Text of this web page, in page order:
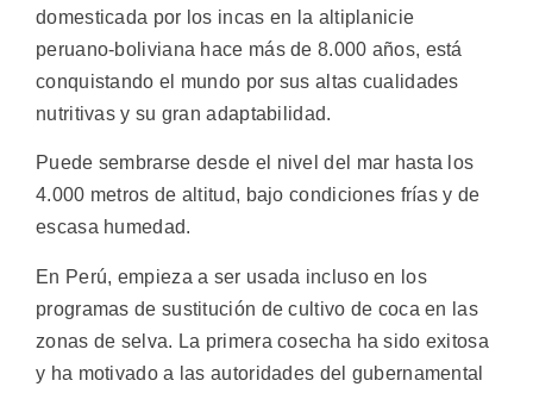
domesticada por los incas en la altiplanicie
peruano-boliviana hace más de 8.000 años, está
conquistando el mundo por sus altas cualidades
nutritivas y su gran adaptabilidad.
Puede sembrarse desde el nivel del mar hasta los
4.000 metros de altitud, bajo condiciones frías y de
escasa humedad.
En Perú, empieza a ser usada incluso en los
programas de sustitución de cultivo de coca en las
zonas de selva. La primera cosecha ha sido exitosa
y ha motivado a las autoridades del gubernamental